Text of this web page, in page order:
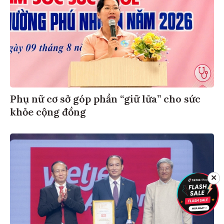
Phụ nữ cơ sở góp phần “giữ lửa” cho sức
khỏe cộng đồng
✕